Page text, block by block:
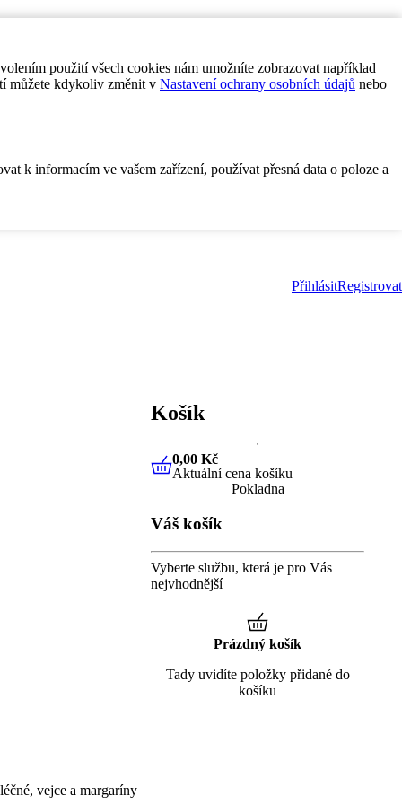
použití všech cookies nám umožníte zobrazovat například
můžete kdykoliv změnit v Nastavení ochrany osobních údajů nebo
k informacím ve vašem zařízení, používat přesná data o poloze a
PřihlásitRegistrovat
vejce a margaríny
Košík
0,00 KčAktuální cena košíku
0,00 Kč
Aktuální cena košíku
Pokladna
Váš košík
Vyberte službu, která je pro Vás
nejvhodnější
Prázdný košík
Tady uvidíte položky přidané do
košíku